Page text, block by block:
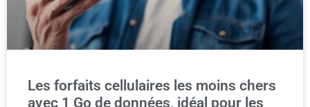
Les forfaits cellulaires les moins chers
avec 1 Go de données, idéal pour les